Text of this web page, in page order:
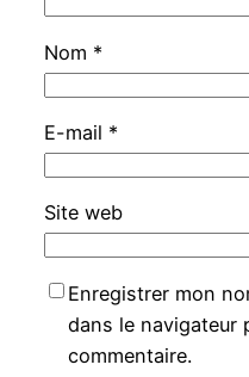
Nom *
E-mail *
Site web
Enregistrer mon
dans le navigateur
commentaire.